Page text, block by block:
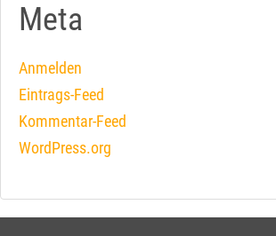
Meta
Anmelden
Eintrags-Feed
Kommentar-Feed
WordPress.org